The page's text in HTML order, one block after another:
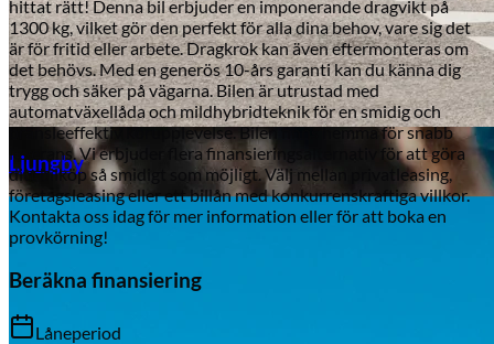
Aixiam
Ljungby
hittat rätt! Denna bil erbjuder en imponerande dragvikt på
1300 kg, vilket gör den perfekt för alla dina behov, vare sig det
är för fritid eller arbete. Dragkrok kan även eftermonteras om
det behövs. Med en generös 10-års garanti kan du känna dig
trygg och säker på vägarna. Bilen är utrustad med
automatväxellåda och mildhybridteknik för en smidig och
bränsleeffektiv körupplevelse. Bilen finns hemma för snabb
leverans. Vi erbjuder flera finansieringsalternativ för att göra
ditt bilköp så smidigt som möjligt. Välj mellan privatleasing,
företagsleasing eller ett billån med konkurrenskraftiga villkor.
Kontakta oss idag för mer information eller för att boka en
provkörning!
Beräkna finansiering
Låneperiod